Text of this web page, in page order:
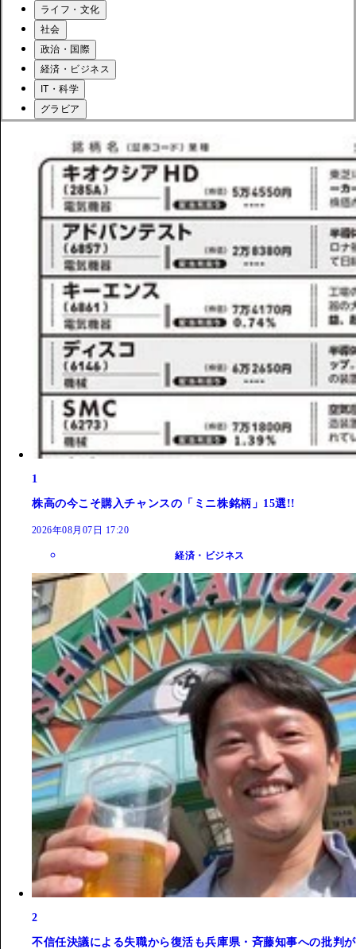
ライフ・文化
社会
政治・国際
経済・ビジネス
IT・科学
グラビア
1
株高の今こそ購入チャンスの「ミニ株銘柄」15選!!
2026年08月07日 17:20
経済・ビジネス
2
不信任決議による失職から復活も兵庫県・斉藤知事への批判が